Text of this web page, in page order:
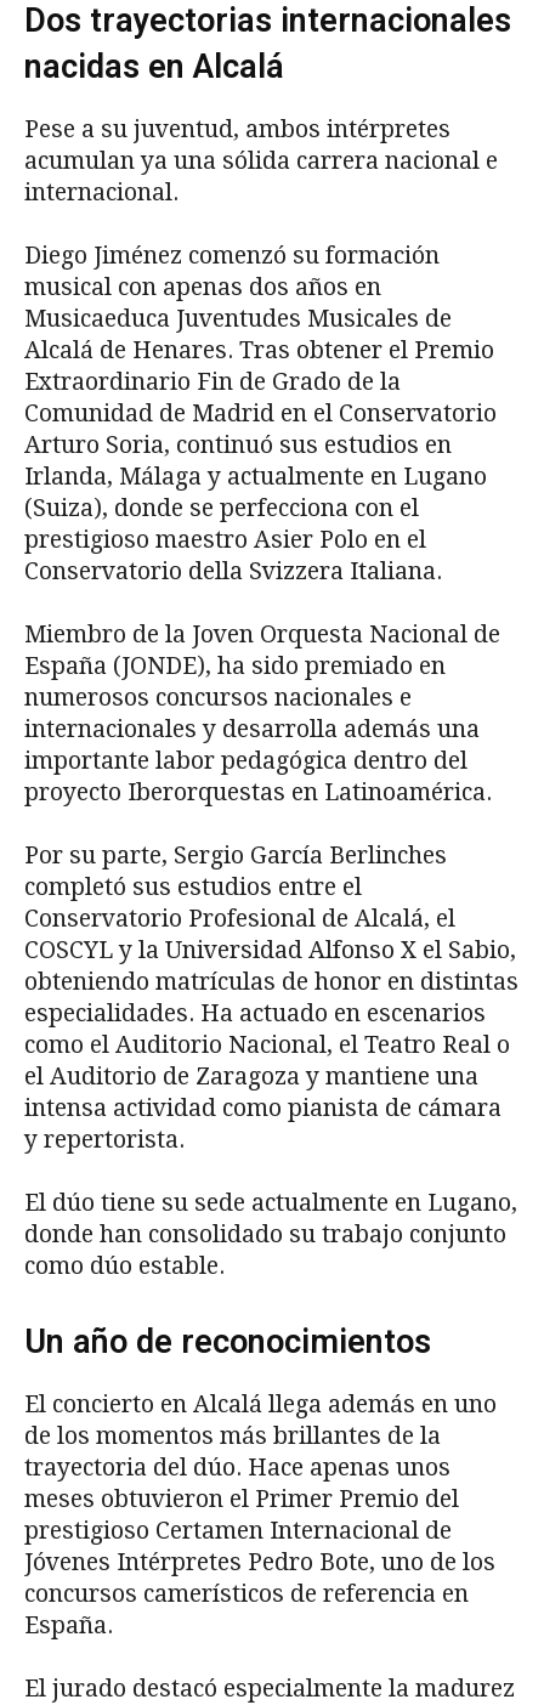
Dos trayectorias internacionales
nacidas en Alcalá
Pese a su juventud, ambos intérpretes
acumulan ya una sólida carrera nacional e
internacional.
Diego Jiménez comenzó su formación
musical con apenas dos años en
Musicaeduca Juventudes Musicales de
Alcalá de Henares. Tras obtener el Premio
Extraordinario Fin de Grado de la
Comunidad de Madrid en el Conservatorio
Arturo Soria, continuó sus estudios en
Irlanda, Málaga y actualmente en Lugano
(Suiza), donde se perfecciona con el
prestigioso maestro Asier Polo en el
Conservatorio della Svizzera Italiana.
Miembro de la Joven Orquesta Nacional de
España (JONDE), ha sido premiado en
numerosos concursos nacionales e
internacionales y desarrolla además una
importante labor pedagógica dentro del
proyecto Iberorquestas en Latinoamérica.
Por su parte, Sergio García Berlinches
completó sus estudios entre el
Conservatorio Profesional de Alcalá, el
COSCYL y la Universidad Alfonso X el Sabio,
obteniendo matrículas de honor en distintas
especialidades. Ha actuado en escenarios
como el Auditorio Nacional, el Teatro Real o
el Auditorio de Zaragoza y mantiene una
intensa actividad como pianista de cámara
y repertorista.
El dúo tiene su sede actualmente en Lugano,
donde han consolidado su trabajo conjunto
como dúo estable.
Un año de reconocimientos
El concierto en Alcalá llega además en uno
de los momentos más brillantes de la
trayectoria del dúo. Hace apenas unos
meses obtuvieron el Primer Premio del
prestigioso Certamen Internacional de
Jóvenes Intérpretes Pedro Bote, uno de los
concursos camerísticos de referencia en
España.
El jurado destacó especialmente la madurez